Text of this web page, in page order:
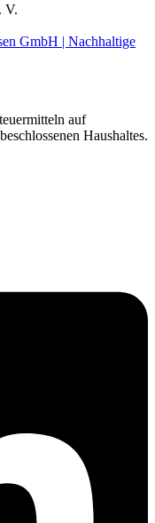
V.
auf
Haushaltes.